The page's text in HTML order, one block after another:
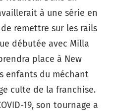
à une série en
remettre sur les rails
débutée avec Milla
place à New
enfants du méchant
culte de la franchise.
19, son tournage a